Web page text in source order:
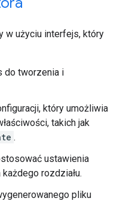
w użyciu interfejs, który
do tworzenia i
który umożliwia
takich jak
.
ustawienia
rozdziału.
pliku